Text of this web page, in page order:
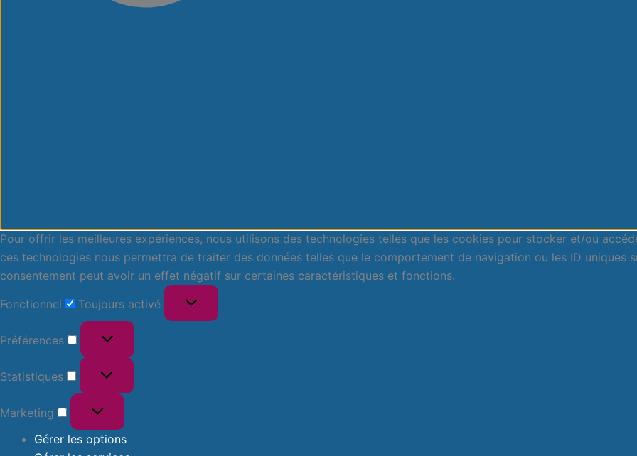
Pour offrir les meilleures expériences, nous utilisons des technologies telles que les cookies pour stocker et/ou
ces technologies nous permettra de traiter des données telles que le comportement de navigation ou les ID uniques
consentement peut avoir un effet négatif sur certaines caractéristiques et fonctions.
Fonctionnel
Toujours activé
Préférences
Statistiques
Marketing
Gérer les options